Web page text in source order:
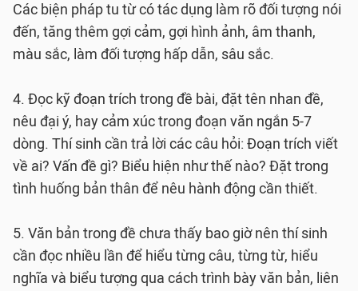
Các biện pháp tu từ có tác dụng làm rõ đối tượng nói
đến, tăng thêm gợi cảm, gợi hình ảnh, âm thanh,
màu sắc, làm đối tượng hấp dẫn, sâu sắc.
4. Đọc kỹ đoạn trích trong đề bài, đặt tên nhan đề,
nêu đại ý, hay cảm xúc trong đoạn văn ngắn 5-7
dòng. Thí sinh cần trả lời các câu hỏi: Đoạn trích viết
về ai? Vấn đề gì? Biểu hiện như thế nào? Đặt trong
tình huống bản thân để nêu hành động cần thiết.
5. Văn bản trong đề chưa thấy bao giờ nên thí sinh
cần đọc nhiều lần để hiểu từng câu, từng từ, hiểu
nghĩa và biểu tượng qua cách trình bày văn bản, liên